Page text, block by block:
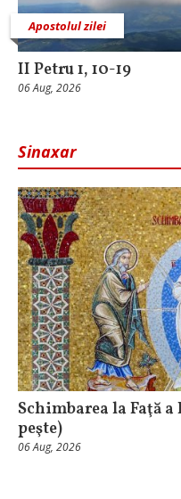
Apostolul zilei
II Petru 1, 10-19
06 Aug, 2026
Sinaxar
Schimbarea la Faţă
peşte)
06 Aug, 2026